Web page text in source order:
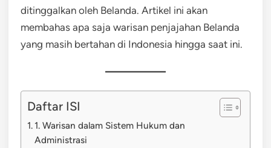
ditinggalkan oleh Belanda. Artikel ini akan
membahas apa saja warisan penjajahan Belanda
yang masih bertahan di Indonesia hingga saat ini.
Daftar ISI
1. Warisan dalam Sistem Hukum dan
Administrasi